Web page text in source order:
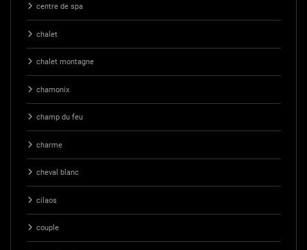
centre de spa
chalet
chalet montagne
chamonix
champ du feu
charme
cheval blanc
cilaos
couple